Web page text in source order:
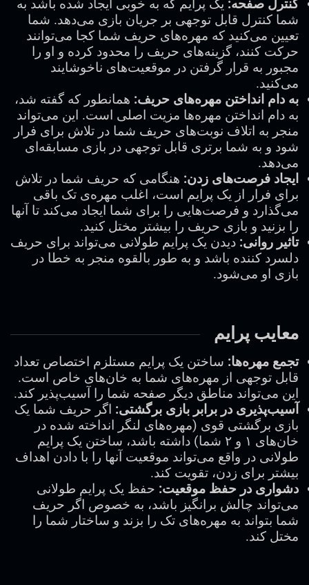
کنترل صفحه: یک پرایم که به خوبی ایجاد شده باشد به
شما کنترل قابل توجهی بر جریان بازی می‌دهد. شما
تعیین می‌کنید که مهره‌های حریف شما کجا می‌توانند
حرکت کنند، گزینه‌های حریف را محدود کرده و او را
مجبور به قرار گرفتن در موقعیت‌های ناخوشایند
می‌کنید.
به دام انداختن مهره‌های حریف: همانطور که گفته شد،
به دام انداختن مهره‌ها مزیت اصلی است. این می‌تواند
منجر به اتلاف نوبت‌های حریف شما در تلاش برای فرار
شود و به شما برتری قابل توجهی در بازی مسابقه‌ای
می‌دهد.
ایجاد فرصت‌های زدن: هنگامی که حریف شما در تلاش
برای فرار از یک پرایم است، اغلب مهره‌ی تک باقی
می‌گذارد و فرصت‌هایی را برای شما ایجاد می‌کند تا آنها
را بزنید و بازی حریف را بیشتر مختل کنید.
تاثیر روانی: دیدن یک پرایم طولانی می‌تواند برای حریف
دلسرد کننده باشد و به طور بالقوه منجر به خطا در
بازی او می‌شود.
معایب پرایم
تجمع مهره‌ها: ساختن یک پرایم مستلزم اختصاص تعداد
قابل توجهی از مهره‌های شما به خان‌های خاص است.
این می‌تواند مناطق دیگر صفحه شما را آسیب‌پذیر کند.
آسیب‌پذیری در برابر بازی برگشتی: اگر حریف شما یک
بازی برگشتی قوی (مهره‌های لنگر انداخته شده در
خان‌های ۱ و ۲ شما) داشته باشد، ساختن یک پرایم
طولانی در واقع می‌تواند موقعیت آنها را با دادن اهداف
بیشتر برای زدن، تقویت کند.
دشواری در حفظ موقعیت: حفظ یک پرایم طولانی
می‌تواند چالش برانگیز باشد، به خصوص اگر حریف
شما بتواند به مهره‌های تک را بزند و ساختار شما را
مختل کند.